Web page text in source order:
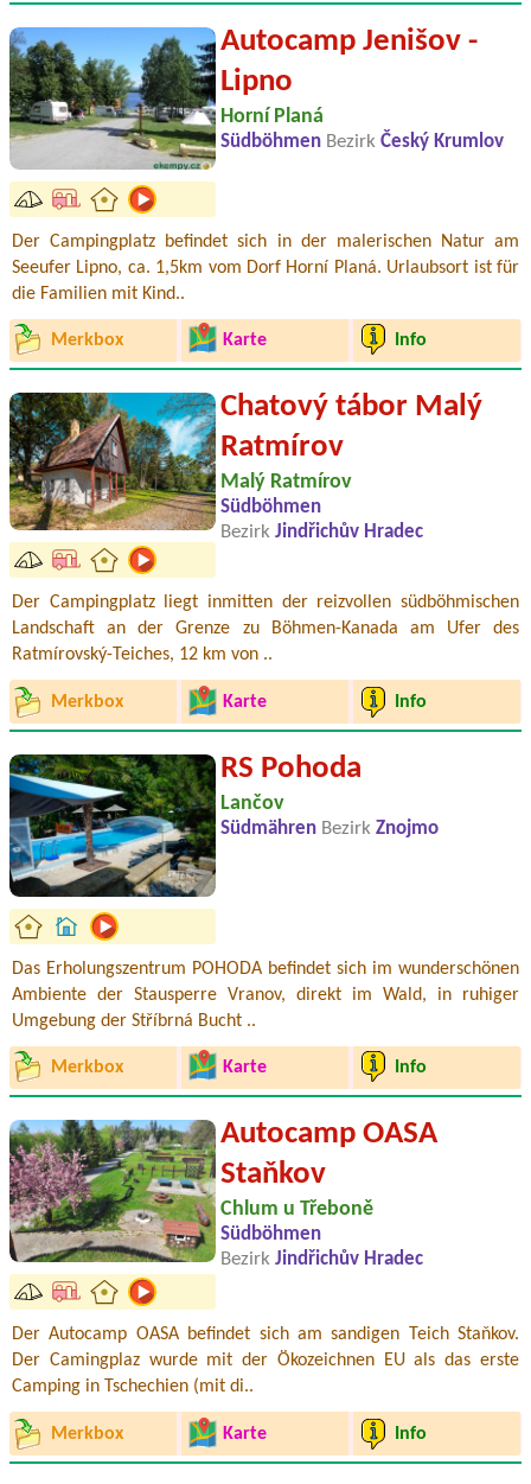
Autocamp Jenišov -
Lipno
Horní Planá
Südböhmen Bezirk Český Krumlov
Der Campingplatz befindet sich in der malerischen Natur am
Seeufer Lipno, ca. 1,5km vom Dorf Horní Planá. Urlaubsort ist für
die Familien mit Kind..
Merkbox Karte Info
Chatový tábor Malý
Ratmírov
Malý Ratmírov
Südböhmen
Bezirk Jindřichův Hradec
Der Campingplatz liegt inmitten der reizvollen südböhmischen
Landschaft an der Grenze zu Böhmen-Kanada am Ufer des
Ratmírovský-Teiches, 12 km von ..
Merkbox Karte Info
RS Pohoda
Lančov
Südmähren Bezirk Znojmo
Das Erholungszentrum POHODA befindet sich im wunderschönen
Ambiente der Stausperre Vranov, direkt im Wald, in ruhiger
Umgebung der Stříbrná Bucht ..
Merkbox Karte Info
Autocamp OASA
Staňkov
Chlum u Třeboně
Südböhmen
Bezirk Jindřichův Hradec
Der Autocamp OASA befindet sich am sandigen Teich Staňkov.
Der Camingplaz wurde mit der Ökozeichnen EU als das erste
Camping in Tschechien (mit di..
Merkbox Karte Info